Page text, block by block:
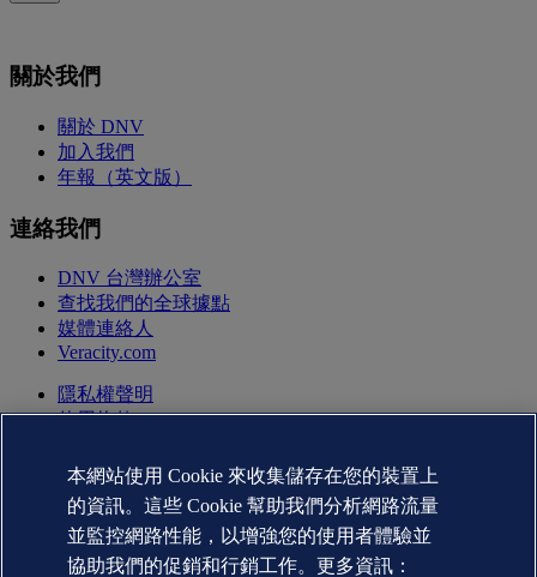
關於我們
關於 DNV
加入我們
年報（英文版）
連絡我們
DNV 台灣辦公室
查找我們的全球據點
媒體連絡人
Veracity.com
隱私權聲明
使用條款
Cookie資訊
本網站使用 Cookie 來收集儲存在您的裝置上
的資訊。這些 Cookie 幫助我們分析網路流量
並監控網路性能，以增強您的使用者體驗並
協助我們的促銷和行銷工作。更多資訊：